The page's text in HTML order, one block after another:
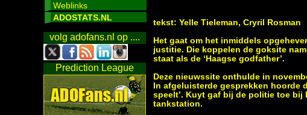
Weblinks
ADOSTATS.NL
volg adofans.nl op ....
Prediction League
tekst: Yelle Tieleman, Cryril Rosman
Het gaat om het inmiddels
justitie. Die koppelen de goksite
staat als de ‘Haagse godfather’.
Deze nieuwssite onthulde in
In afgeluisterde gesprekken hoorde
speelt’. Kuyt gaf bij de politie toe bij
tankstation.